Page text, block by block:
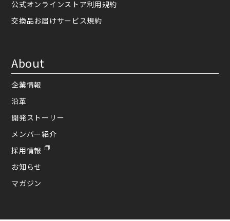
公式オンラインストア利用規約
交換品お届けサービス規約
About
企業情報
沿革
開発ストーリー
メンバー紹介
採用情報
お知らせ
マガジン